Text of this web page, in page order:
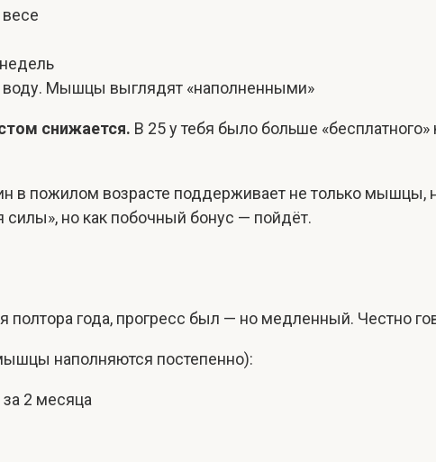
Мышцы выглядят «наполненными»
снижается. В 25 у тебя было больше
в пожилом возрасте поддерживает не только мышцы,
силы», но как побочный бонус — пойдёт.
полтора года, прогресс был — но медленный. Честно
наполняются постепенно):
2 месяца